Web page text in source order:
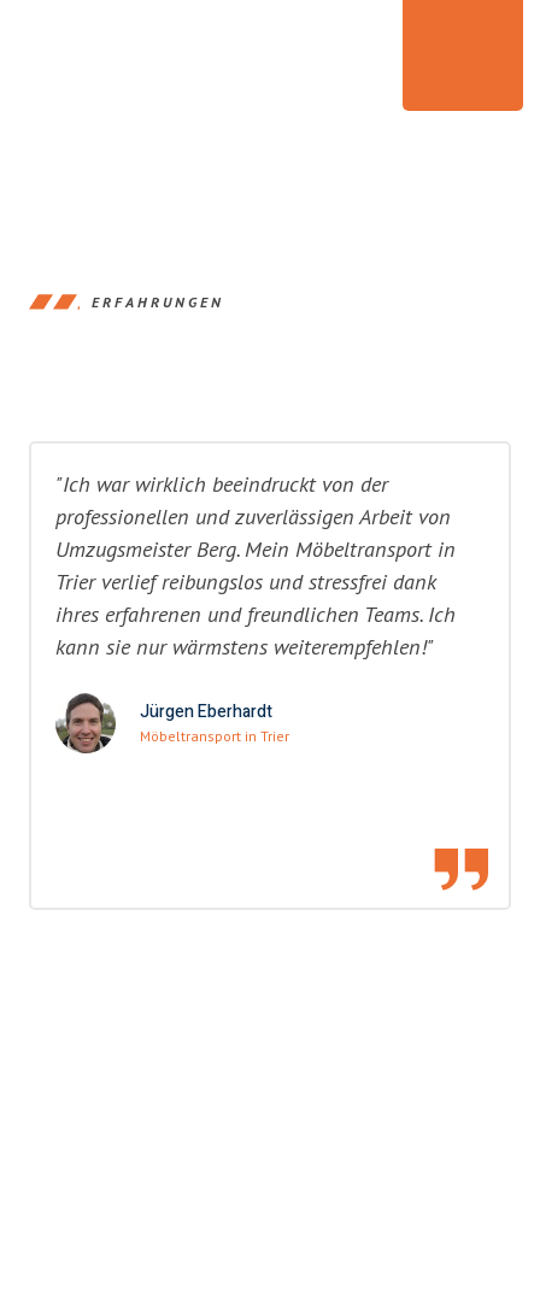
ERFAHRUNGEN
"Ich war wirklich beeindruckt von der
professionellen und zuverlässigen Arbeit von
Umzugsmeister Berg. Mein Möbeltransport in
Trier verlief reibungslos und stressfrei dank
ihres erfahrenen und freundlichen Teams. Ich
kann sie nur wärmstens weiterempfehlen!"
Jürgen Eberhardt
Möbeltransport in Trier